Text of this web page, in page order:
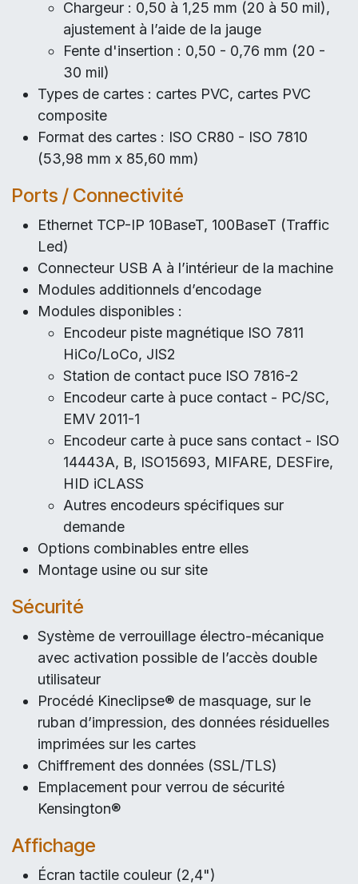
Chargeur : 0,50 à 1,25 mm (20 à 50 mil),
ajustement à l’aide de la jauge
Fente d'insertion : 0,50 - 0,76 mm (20 -
30 mil)
Types de cartes : cartes PVC, cartes PVC
composite
Format des cartes : ISO CR80 - ISO 7810
(53,98 mm x 85,60 mm)
Ports / Connectivité
Ethernet TCP-IP 10BaseT, 100BaseT (Traffic
Led)
Connecteur USB A à l’intérieur de la machine
Modules additionnels d’encodage
Modules disponibles :
Encodeur piste magnétique ISO 7811
HiCo/LoCo, JIS2
Station de contact puce ISO 7816-2
Encodeur carte à puce contact - PC/SC,
EMV 2011-1
Encodeur carte à puce sans contact - ISO
14443A, B, ISO15693, MIFARE, DESFire,
HID iCLASS
Autres encodeurs spécifiques sur
demande
Options combinables entre elles
Montage usine ou sur site
Sécurité
Système de verrouillage électro-mécanique
avec activation possible de l’accès double
utilisateur
Procédé Kineclipse® de masquage, sur le
ruban d’impression, des données résiduelles
imprimées sur les cartes
Chiffrement des données (SSL/TLS)
Emplacement pour verrou de sécurité
Kensington®
Affichage
Écran tactile couleur (2,4")